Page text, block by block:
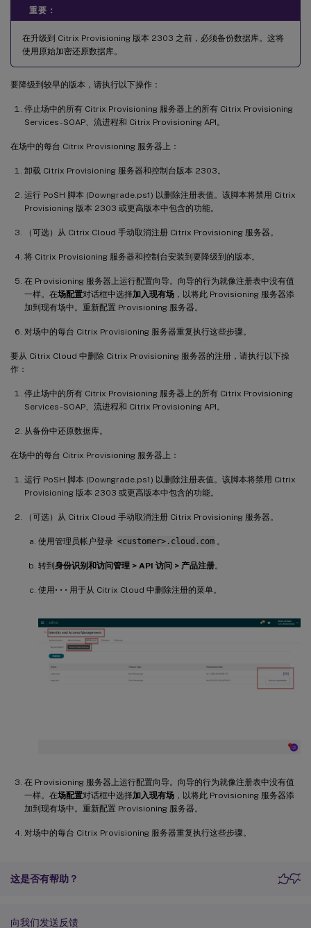
重要：
在升级到 Citrix Provisioning 版本 2303 之前，必须备份数据库。这将
使用原始加密还原数据库。
要降级到较早的版本，请执行以下操作：
停止场中的所有 Citrix Provisioning 服务器上的所有 Citrix Provisioning
Services - SOAP、流进程和 Citrix Provisioning API。
在场中的每台 Citrix Provisioning 服务器上：
卸载 Citrix Provisioning 服务器和控制台版本 2303。
运行 PoSH 脚本 (Downgrade.ps1) 以删除注册表值。该脚本将禁用 Citrix
Provisioning 版本 2303 或更高版本中包含的功能。
（可选）从 Citrix Cloud 手动取消注册 Citrix Provisioning 服务器。
将 Citrix Provisioning 服务器和控制台安装到要降级到的版本。
在 Provisioning 服务器上运行配置向导。向导的行为就像注册表中没有值
一样。在场配置对话框中选择加入现有场 ，以将此 Provisioning 服务器添
加到现有场中。重新配置 Provisioning 服务器。
对场中的每台 Citrix Provisioning 服务器重复执行这些步骤。
要从 Citrix Cloud 中删除 Citrix Provisioning 服务器的注册，请执行以下操
作：
停止场中的所有 Citrix Provisioning 服务器上的所有 Citrix Provisioning
Services - SOAP、流进程和 Citrix Provisioning API。
从备份中还原数据库。
在场中的每台 Citrix Provisioning 服务器上：
运行 PoSH 脚本 (Downgrade.ps1) 以删除注册表值。该脚本将禁用 Citrix
Provisioning 版本 2303 或更高版本中包含的功能。
（可选）从 Citrix Cloud 手动取消注册 Citrix Provisioning 服务器。
使用管理员帐户登录 <customer>.cloud.com 。
转到身份识别和访问管理 > API 访问 > 产品注册。
使用• • • 用于从 Citrix Cloud 中删除注册的菜单。
在 Provisioning 服务器上运行配置向导。向导的行为就像注册表中没有值
一样。在场配置对话框中选择加入现有场 ，以将此 Provisioning 服务器添
加到现有场中。重新配置 Provisioning 服务器。
对场中的每台 Citrix Provisioning 服务器重复执行这些步骤。
这是否有帮助？
向我们发送反馈